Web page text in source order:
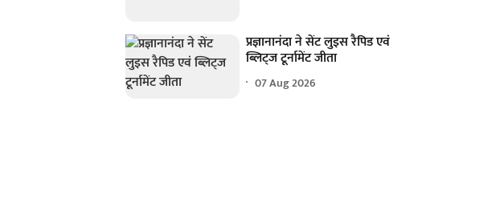
प्रज्ञानानंदा ने सेंट लुइस रैपिड एवं
ब्लिट्ज टूर्नामेंट जीता
07 Aug 2026